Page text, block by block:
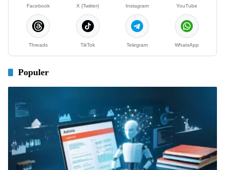
Facebook X (Twitter) Instagram YouTube
Threads TikTok Telegram WhatsApp
Populer